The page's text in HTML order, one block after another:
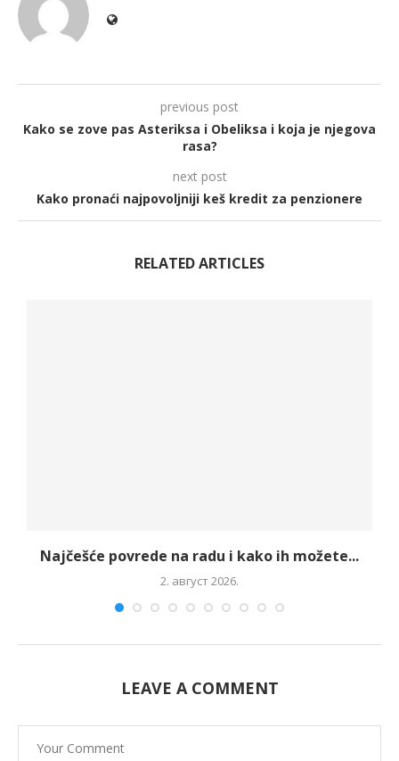
previous post
Kako se zove pas Asteriksa i Obeliksa i koja je njegova
rasa?
next post
Kako pronaći najpovoljniji keš kredit za penzionere
RELATED ARTICLES
Najčešće povrede na radu i kako ih možete...
2. август 2026.
LEAVE A COMMENT